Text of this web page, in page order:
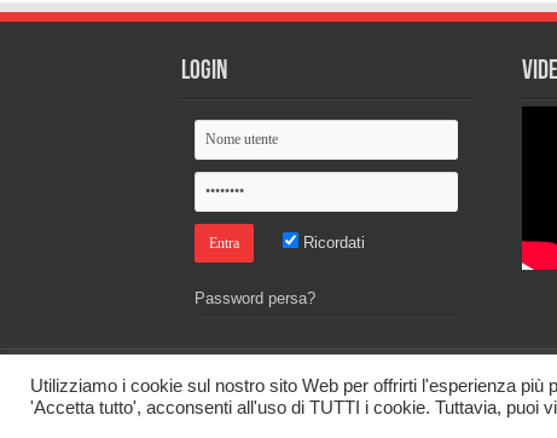
Login
Ricordati
Password persa?
Utilizziamo i cookie sul nostro sito Web per offrirti l'esperienza
'Accetta tutto', acconsenti all'uso di TUTTI i cookie. Tuttavia, puoi